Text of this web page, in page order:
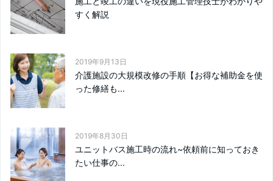
すく解説
2019年9月13日
介護施設の大規模改修の手順【お得な補助金を使
った修繕も...
2019年8月30日
ユニットバス施工時の流れ~依頼前に知っておき
たい仕事の...